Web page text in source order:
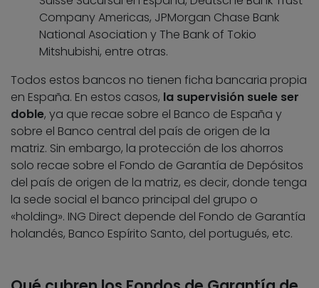
Company Americas, JPMorgan Chase Bank
National Asociation y The Bank of Tokio
Mitshubishi, entre otras.
Todos estos bancos no tienen ficha bancaria propia
en España. En estos casos, la supervisión suele ser
doble, ya que recae sobre el Banco de España y
sobre el Banco central del país de origen de la
matriz. Sin embargo, la protección de los ahorros
solo recae sobre el Fondo de Garantía de Depósitos
del país de origen de la matriz, es decir, donde tenga
la sede social el banco principal del grupo o
«holding». ING Direct depende del Fondo de Garantía
holandés, Banco Espírito Santo, del portugués, etc.